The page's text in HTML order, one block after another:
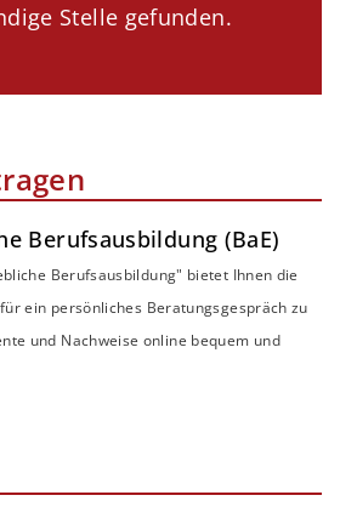
Stelle gefunden.
Berufsausbildung (BaE)
Berufsausbildung" bietet Ihnen die
ein persönliches Beratungsgespräch zu
und Nachweise online bequem und